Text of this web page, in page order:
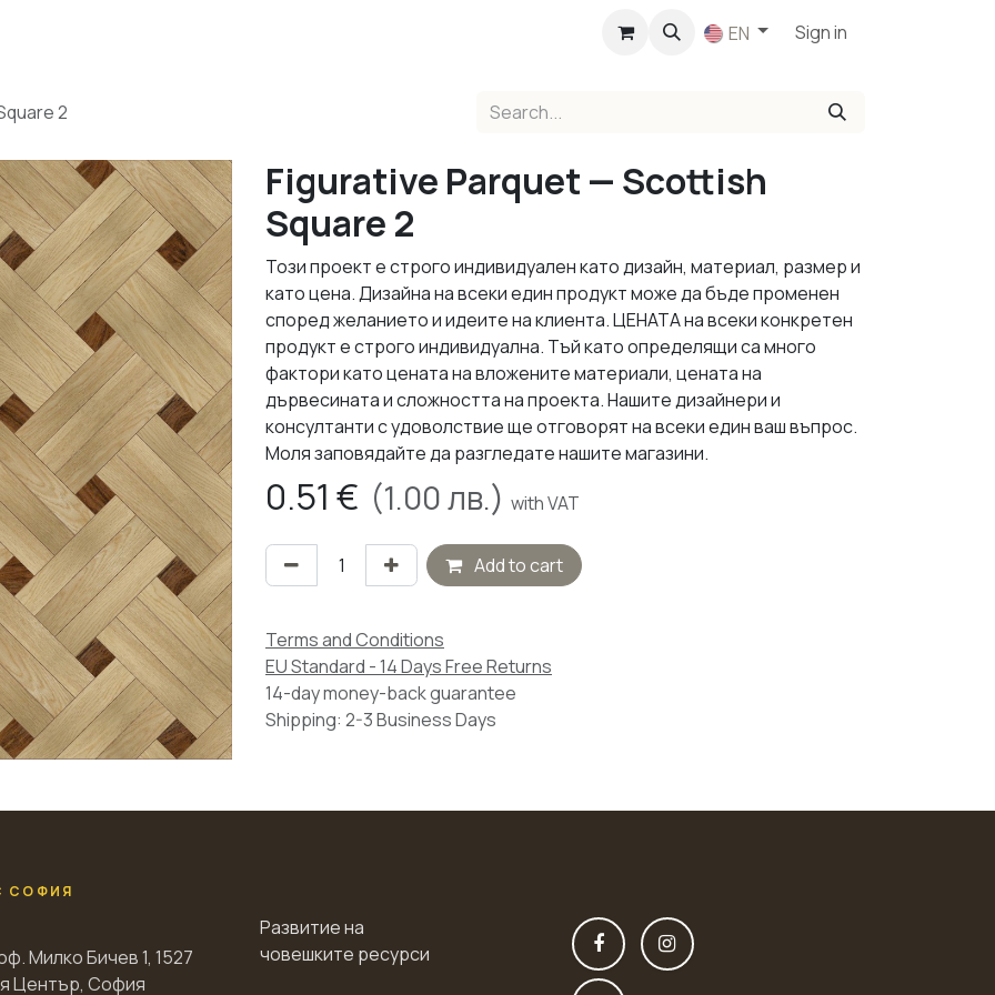
EN Sign in
2
Figurative Parquet — Scottish
Square 2
Този проект е строго индивидуален като дизайн, материал, размер и
като цена. Дизайна на всеки един продукт може да бъде променен
според желанието и идеите на клиента. ЦЕНАТА на всеки конкретен
продукт е строго индивидуална. Тъй като определящи са много
фактори като цената на вложените материали, цената на
дървесината и сложността на проекта. Нашите дизайнери и
консултанти с удоволствие ще отговорят на всеки един ваш въпрос.
Моля заповядайте да разгледате нашите магазини.
0.51 € (1.00лв.) with VAT
Add to cart
Terms and Conditions
EU Standard - 14 Days Free Returns
14-day money-back guarantee
Shipping: 2-3 Business Days
СОФИЯ
Милко Бичев 1, 1527
Център, София
Развитие на
човешките ресурси